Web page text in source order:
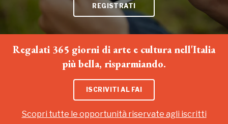
REGISTRATI
Regalati 365 giorni di arte e cultura nell'Italia
più bella, risparmiando.
ISCRIVITI AL FAI
Scopri tutte le opportunità riservate agli iscritti